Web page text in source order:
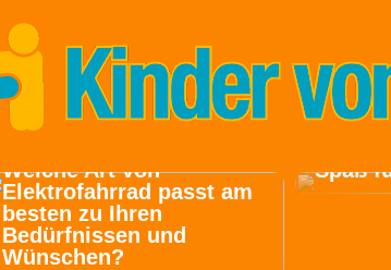
Welche Art von
Elektrofahrrad passt am
besten zu Ihren
Bedürfnissen und
Wünschen?
Spaß